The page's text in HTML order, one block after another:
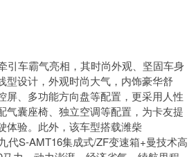
引车霸气亮相，其时尚外观、坚固车身
型设计，外观时尚大气，内饰豪华舒
屏、多功能方向盘等配置，更采用人性
气囊座椅、独立空调等配置，为卡友提
体验。此外，该车型搭载潍柴
代S-AMT16集成式/ZF变速箱+曼技术高